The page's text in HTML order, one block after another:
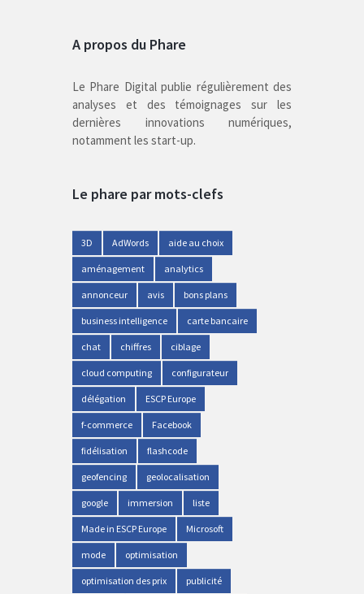
A propos du Phare
Le Phare Digital publie régulièrement des
analyses et des témoignages sur les
dernières innovations numériques,
notamment les start-up.
Le phare par mots-clefs
3D AdWords aide au choix
aménagement analytics
annonceur avis bons plans
business intelligence carte bancaire
chat chiffres ciblage
cloud computing configurateur
délégation ESCP Europe
f-commerce Facebook
fidélisation flashcode
geofencing geolocalisation
google immersion liste
Made in ESCP Europe Microsoft
mode optimisation
optimisation des prix publicité